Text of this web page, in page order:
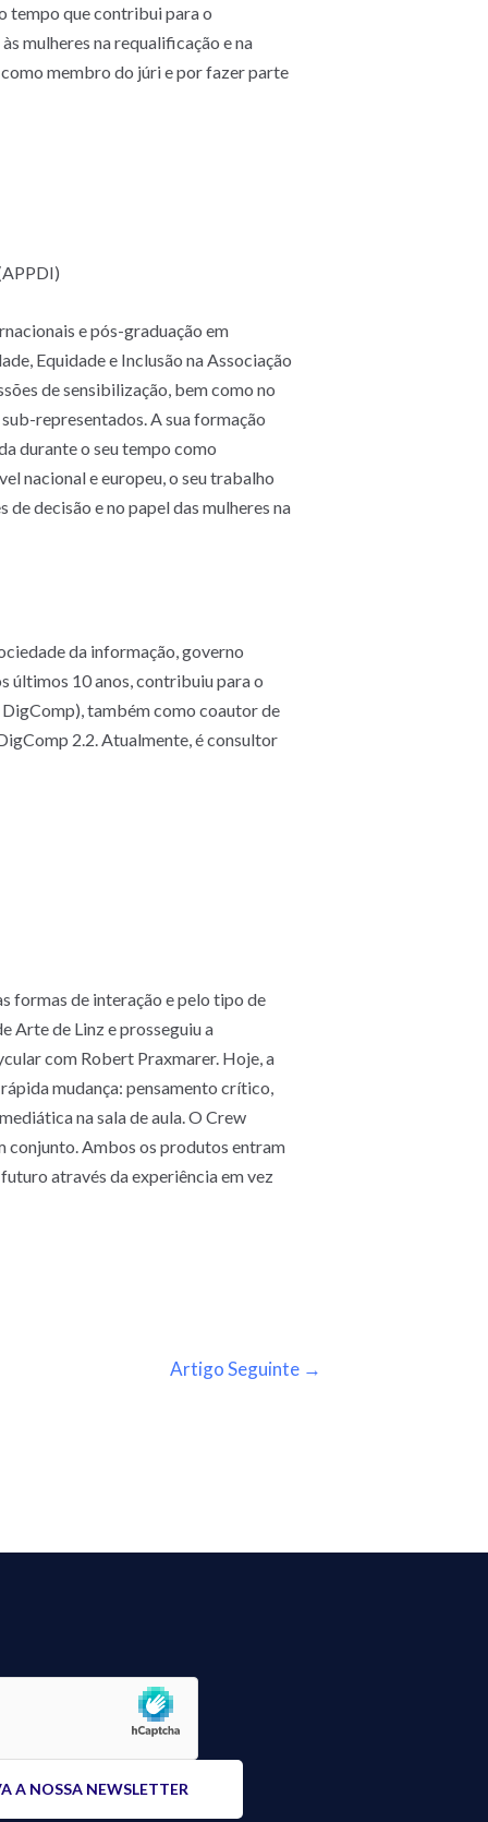
tempo que contribui para o
mulheres na requalificação e na
membro do júri e por fazer parte
e pós-graduação em
Equidade e Inclusão na Associação
de sensibilização, bem como no
representados. A sua formação
durante o seu tempo como
nacional e europeu, o seu trabalho
decisão e no papel das mulheres na
da informação, governo
últimos 10 anos, contribuiu para o
também como coautor de
2.2. Atualmente, é consultor
formas de interação e pelo tipo de
Arte de Linz e prosseguiu a
com Robert Praxmarer. Hoje, a
mudança: pensamento crítico,
na sala de aula. O Crew
conjunto. Ambos os produtos entram
através da experiência em vez
Artigo Seguinte →